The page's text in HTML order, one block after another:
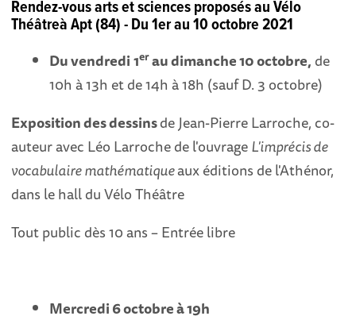
Rendez-vous arts et sciences proposés au Vélo
Théâtreà Apt (84) - Du 1er au 10 octobre 2021
Duvendredi1erau dimanche 10 octobre, de
10h à 13h et de 14h à 18h (sauf D. 3 octobre)
Exposition des dessinsde Jean-Pierre Larroche, co-
auteur avec Léo Larroche de l'ouvrageL'imprécis de
vocabulaire mathématiqueaux éditions de l'Athénor,
dans le hall du Vélo Théâtre
Tout public dès 10 ans – Entrée libre
Mercredi 6 octobre à 19h